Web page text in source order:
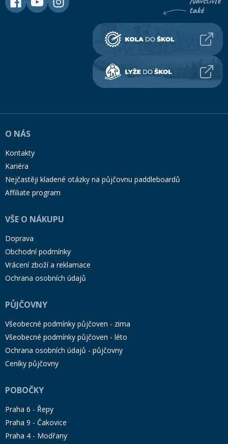
O NÁS
Kontakty
Kariéra
Nejčastěji kladené otázky na půjčovnu paddleboardů
Affiliate program
VŠE O NÁKUPU
Doprava
Obchodní podmínky
Vrácení zboží a reklamace
Ochrana osobních údajů
PŮJČOVNY
Všeobecné podmínky půjčoven - zima
Všeobecné podmínky půjčoven - léto
Ochrana osobních údajů - půjčovny
Ceníky půjčovny
POBOČKY
Praha 6 - Řepy
Praha 9 - Čakovice
Praha 4 - Modřany